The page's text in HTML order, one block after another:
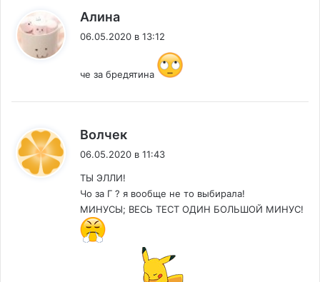
Алина
06.05.2020 в 13:12
че за бредятина
Волчек
06.05.2020 в 11:43
ТЫ ЭЛЛИ!
Чо за Г ? я вообще не то выбирала!
МИНУСЫ; ВЕСЬ ТЕСТ ОДИН БОЛЬШОЙ МИНУС!